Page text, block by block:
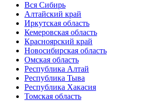
Вся Сибирь
Алтайский край
Иркутская область
Кемеровская область
Красноярский край
Новосибирская область
Омская область
Республика Алтай
Республика Тыва
Республика Хакасия
Томская область